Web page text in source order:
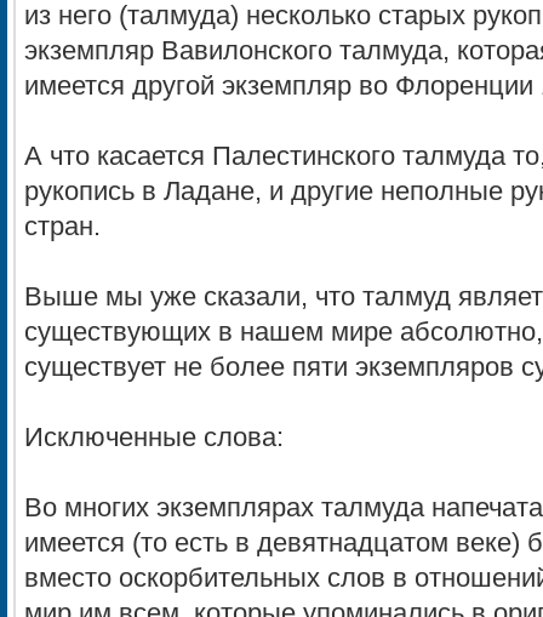
из него (талмуда) несколько старых
экземпляр Вавилонского талмуда,
имеется другой экземпляр во Флоренции
А что касается Палестинского талмуда
рукопись в Ладане, и другие неполные
стран.
Выше мы уже сказали, что талмуд
существующих в нашем мире
существует не более пяти экземпляров
Исключенные слова:
Во многих экземплярах талмуда
имеется (то есть в девятнадцатом веке)
вместо оскорбительных слов в